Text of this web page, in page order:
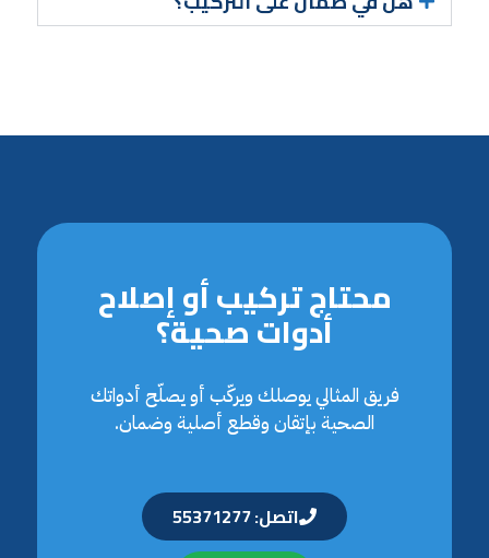
محتاج تركيب أو إصلاح
أدوات صحية؟
فريق المثالي يوصلك ويركّب أو يصلّح أدواتك
الصحية بإتقان وقطع أصلية وضمان.
اتصل: 55371277